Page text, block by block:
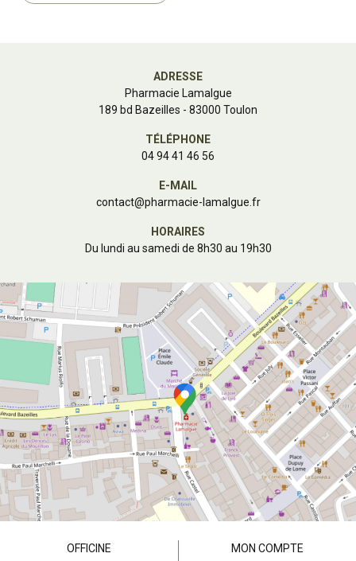
ADRESSE
Pharmacie Lamalgue
189 bd Bazeilles - 83000 Toulon
TÉLÉPHONE
04 94 41 46 56
E-MAIL
contact@pharmacie-lamalgue.fr
HORAIRES
Du lundi au samedi de 8h30 au 19h30
OFFICINE MON COMPTE